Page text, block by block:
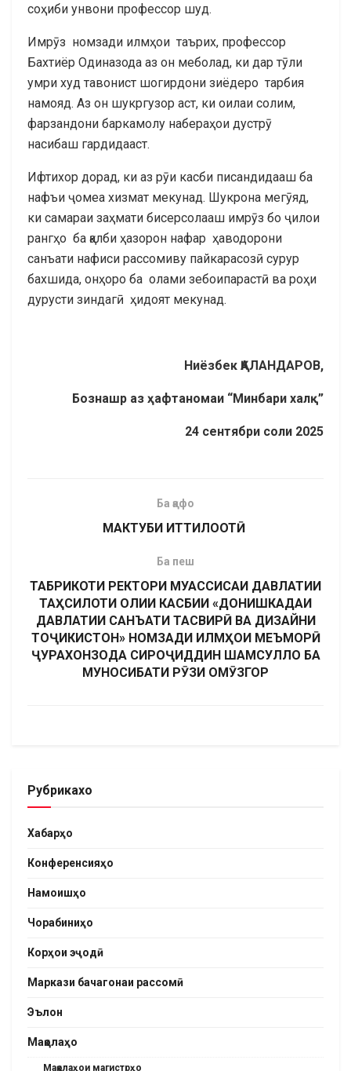
соҳиби унвони профессор шуд.
Имрӯз номзади илмҳои таърих, профессор
Бахтиёр Одиназода аз он меболад, ки дар тӯли
умри худ тавонист шогирдони зиёдеро тарбия
намояд. Аз он шукргузор аст, ки оилаи солим,
фарзандони баркамолу набераҳои дустрӯ
насибаш гардидааст.
Ифтихор дорад, ки аз рӯи касби писандидааш ба
нафъи ҷомеа хизмат мекунад. Шукрона мегӯяд,
ки самараи заҳмати бисерсолааш имрӯз бо ҷилои
рангҳо ба қалби ҳазорон нафар ҳаводорони
санъати нафиси рассомиву пайкарасозӣ сурур
бахшида, онҳоро ба олами зебоипарастӣ ва роҳи
дурусти зиндагӣ ҳидоят мекунад.
Ниёзбек ҚАЛАНДАРОВ,
Бознашр аз ҳафтаномаи “Минбари халқ”
24 сентябри соли 2025
Ба қафо
МАКТУБИ ИТТИЛООТӢ
Ба пеш
ТАБРИКОТИ РЕКТОРИ МУАССИСАИ ДАВЛАТИИ
ТАҲСИЛОТИ ОЛИИ КАСБИИ «ДОНИШКАДАИ
ДАВЛАТИИ САНЪАТИ ТАСВИРӢ ВА ДИЗАЙНИ
ТОҶИКИСТОН» НОМЗАДИ ИЛМҲОИ МЕЪМОРӢ
ҶУРАХОНЗОДА СИРОҶИДДИН ШАМСУЛЛО БА
МУНОСИБАТИ РӮЗИ ОМӮЗГОР
Рубрикахо
Хабарҳо
Конференсияҳо
Намоишҳо
Чорабиниҳо
Корҳои эҷодӣ
Маркази бачагонаи рассомӣ
Эълон
Мақолаҳо
Мақолаҳои магистрҳо